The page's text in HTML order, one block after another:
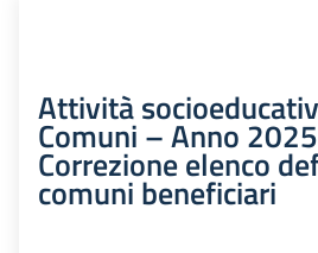
Attività
Comuni – Anno
Correzione elenco
comuni beneficiari